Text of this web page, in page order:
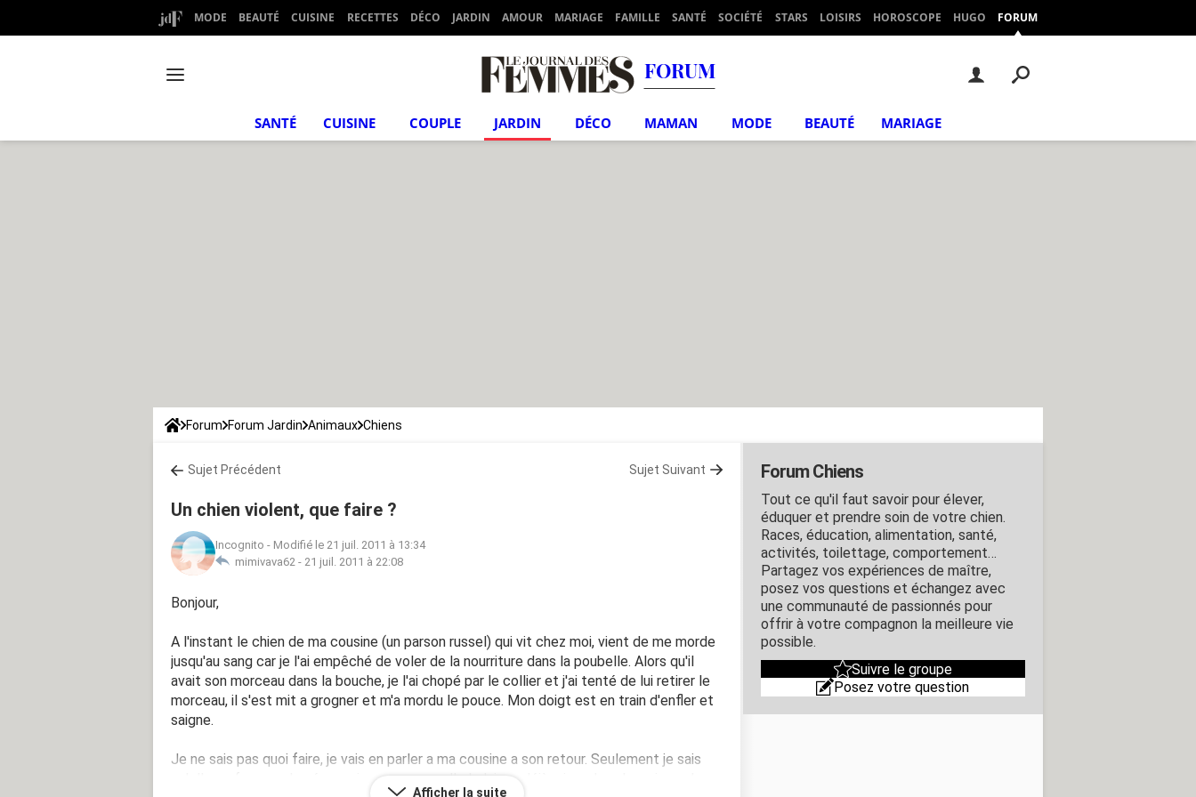
MODE BEAUTÉ CUISINE RECETTES DÉCO JARDIN AMOUR MARIAGE FAMILLE SANTÉ SOCIÉTÉ STARS LOISIRS HOROSCOPE HUGO FORUM
FORUM
SANTÉ CUISINE COUPLE JARDIN DÉCO MAMAN MODE BEAUTÉ MARIAGE
Forum Forum Jardin Animaux Chiens
Sujet Précédent Sujet Suivant
Un chien violent, que faire ?
Incognito - Modifié le 21 juil. 2011 à 13:34
mimivava62 - 21 juil. 2011 à 22:08
Bonjour,
A l'instant le chien de ma cousine (un parson russel) qui vit chez moi, vient de me morde
jusqu'au sang car je l'ai empêché de voler de la nourriture dans la poubelle. Alors qu'il
avait son morceau dans la bouche, je l'ai chopé par le collier et j'ai tenté de lui retirer le
morceau, il s'est mit a grogner et m'a mordu le pouce. Mon doigt est en train d'enfler et
saigne.
Je ne sais pas quoi faire, je vais en parler a ma cousine a son retour. Seulement je sais
qu'elle ne fera pas le nécessaire parce que elle le laisse déjà uriner dans la maison alors
Afficher la suite
Forum Chiens
Tout ce qu'il faut savoir pour élever,
éduquer et prendre soin de votre chien.
Races, éducation, alimentation, santé,
activités, toilettage, comportement…
Partagez vos expériences de maître,
posez vos questions et échangez avec
une communauté de passionnés pour
offrir à votre compagnon la meilleure vie
possible.
Suivre le groupe
Posez votre question